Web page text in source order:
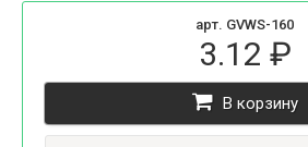
арт. GVWS-160
3.12 ₽
В корзину